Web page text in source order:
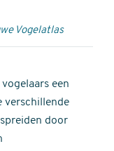
Vogelatlas
een
verschillende
door